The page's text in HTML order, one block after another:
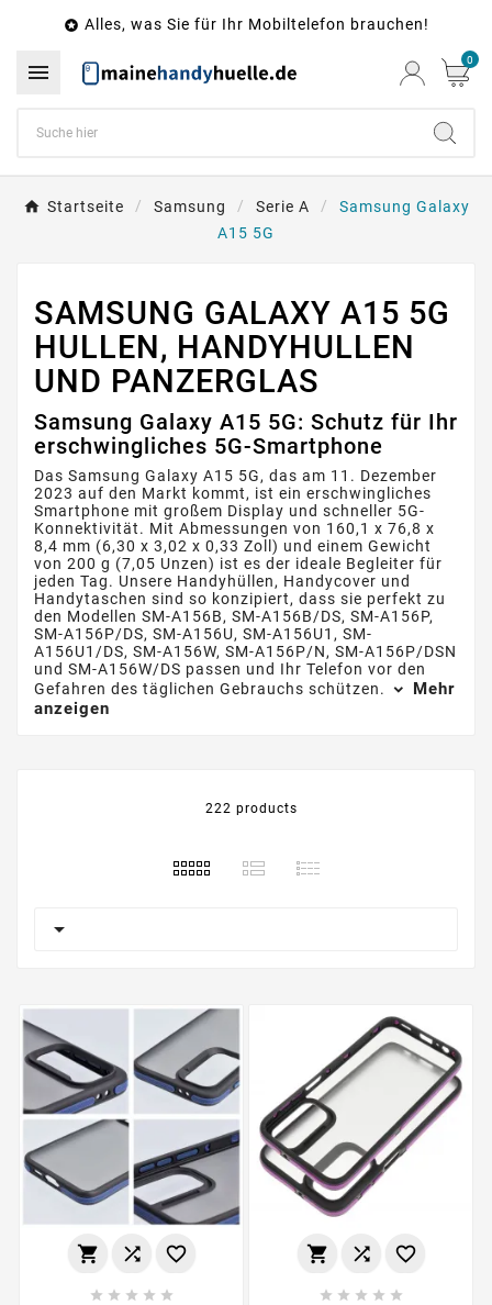
 Alles, was Sie für Ihr Mobiltelefon brauchen!
 0
Startseite Samsung Serie A
Samsung Galaxy
A15 5G
SAMSUNG GALAXY A15 5G
HULLEN, HANDYHULLEN
UND PANZERGLAS
Samsung Galaxy A15 5G: Schutz für Ihr
erschwingliches 5G-Smartphone
Das Samsung Galaxy A15 5G, das am 11. Dezember
2023 auf den Markt kommt, ist ein erschwingliches
Smartphone mit großem Display und schneller 5G-
Konnektivität. Mit Abmessungen von 160,1 x 76,8 x
8,4 mm (6,30 x 3,02 x 0,33 Zoll) und einem Gewicht
von 200 g (7,05 Unzen) ist es der ideale Begleiter für
jeden Tag. Unsere Handyhüllen, Handycover und
Handytaschen sind so konzipiert, dass sie perfekt zu
den Modellen SM-A156B, SM-A156B/DS, SM-A156P,
SM-A156P/DS, SM-A156U, SM-A156U1, SM-
A156U1/DS, SM-A156W, SM-A156P/N, SM-A156P/DSN
und SM-A156W/DS passen und Ihr Telefon vor den
Gefahren des täglichen Gebrauchs schützen.
Mehr
anzeigen
222 products

  
    
  
    